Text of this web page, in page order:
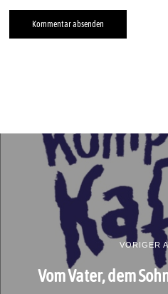
VORIGER
Vom Vater, dem